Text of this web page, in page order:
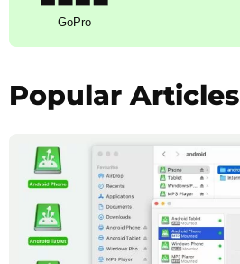
GoPro
Popular Articles